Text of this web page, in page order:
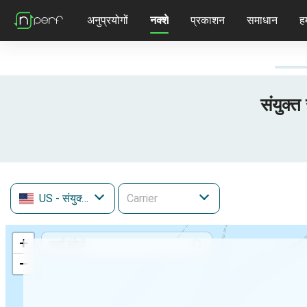
अनुप्रयोगों नक्शे प्रकाशन समाधान
संयुक्त
US - संयुक्त राज्य
+
−